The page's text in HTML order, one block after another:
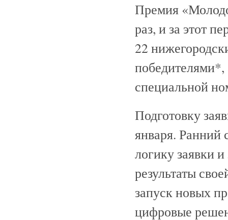
Премия
раз, и за этот
22
специальной
Подготовку
января. Ранний
логику заявки
результаты
запуск новых
цифровые